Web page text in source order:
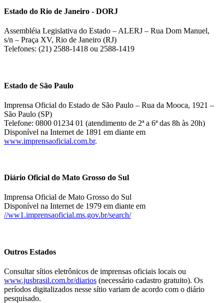
Estado do Rio de Janeiro - DORJ
Assembléia Legislativa do Estado – ALERJ – Rua Dom Manuel,
s/n – Praça XV, Rio de Janeiro (RJ)
Telefones: (21) 2588-1418 ou 2588-1419
Estado de São Paulo
Imprensa Oficial do Estado de São Paulo – Rua da Mooca, 1921 –
São Paulo (SP)
Telefone: 0800 01234 01 (atendimento de 2ª a 6ª das 8h às 20h)
Disponível na Internet de 1891 em diante em
www.imprensaoficial.com.br.
Diário Oficial do Mato Grosso do Sul
Imprensa Oficial de Mato Grosso do Sul
Disponível na Internet de 1979 em diante em
//ww1.imprensaoficial.ms.gov.br/search/
Outros Estados
Consultar sítios eletrônicos de imprensas oficiais locais ou
www.jusbrasil.com.br/diarios (necessário cadastro gratuito). Os
períodos digitalizados nesse sítio variam de acordo com o diário
pesquisado.